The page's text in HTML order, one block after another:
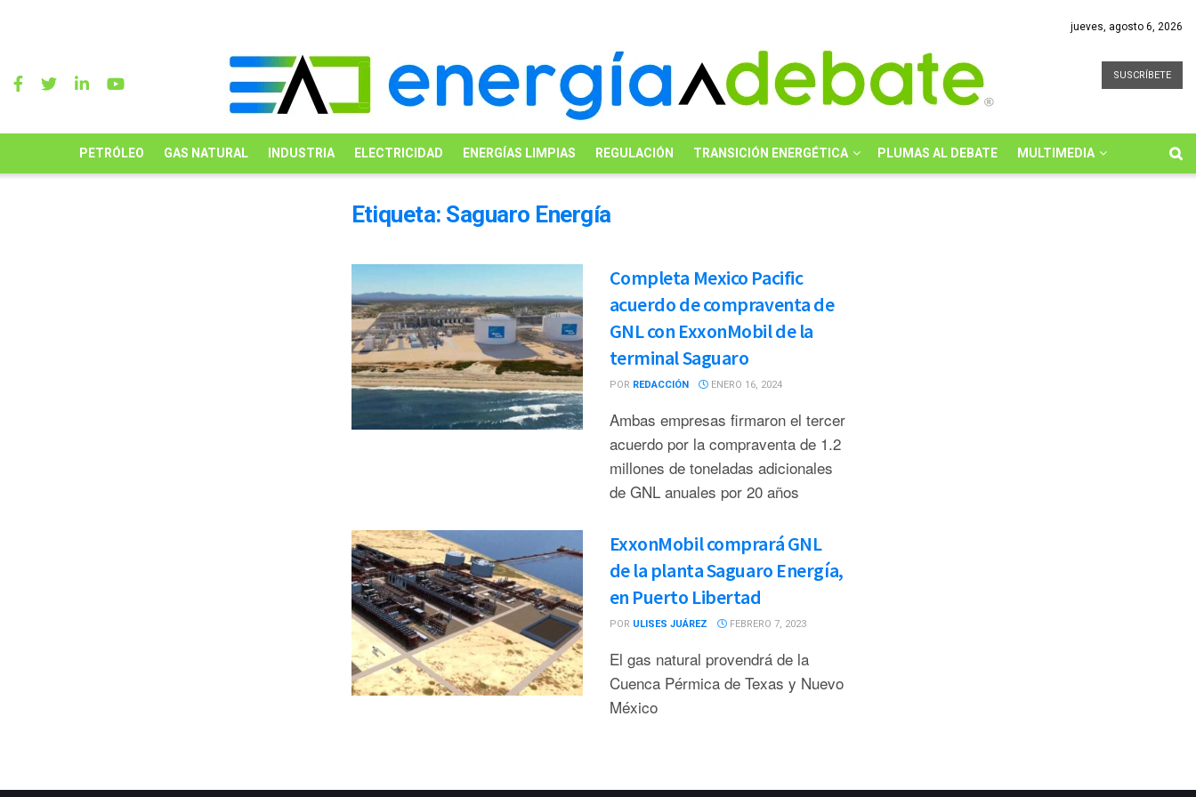
jueves, agosto 6, 2026
SUSCRÍBETE
PETRÓLEO GAS NATURAL INDUSTRIA ELECTRICIDAD ENERGÍAS LIMPIAS REGULACIÓN TRANSICIÓN ENERGÉTICA PLUMAS AL DEBATE MULTIMEDIA
Etiqueta: Saguaro Energía
Completa Mexico Pacific
acuerdo de compraventa de
GNL con ExxonMobil de la
terminal Saguaro
POR REDACCIÓN ENERO 16, 2024
Ambas empresas firmaron el tercer
acuerdo por la compraventa de 1.2
millones de toneladas adicionales
de GNL anuales por 20 años
ExxonMobil comprará GNL
de la planta Saguaro Energía,
en Puerto Libertad
POR ULISES JUÁREZ FEBRERO 7, 2023
El gas natural provendrá de la
Cuenca Pérmica de Texas y Nuevo
México